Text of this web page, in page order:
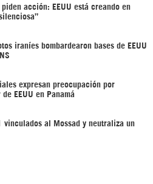
piden acción: EEUU está creando en
iraníes bombardearon bases de EEUU
expresan preocupación por
EEUU en Panamá
vinculados al Mossad y neutraliza un